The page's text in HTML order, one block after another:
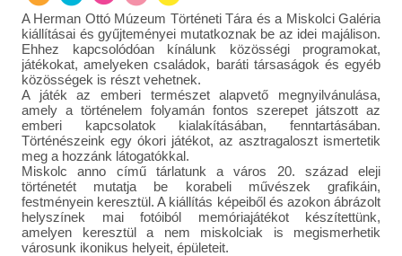
A Herman Ottó Múzeum Történeti Tára és a Miskolci Galéria
kiállításai és gyűjteményei mutatkoznak be az idei majálison.
Ehhez kapcsolódóan kínálunk közösségi programokat,
játékokat, amelyeken családok, baráti társaságok és egyéb
közösségek is részt vehetnek.
A játék az emberi természet alapvető megnyilvánulása,
amely a történelem folyamán fontos szerepet játszott az
emberi kapcsolatok kialakításában, fenntartásában.
Történészeink egy ókori játékot, az asztragaloszt ismertetik
meg a hozzánk látogatókkal.
Miskolc anno című tárlatunk a város 20. század eleji
történetét mutatja be korabeli művészek grafikáin,
festményein keresztül. A kiállítás képeiből és azokon ábrázolt
helyszínek mai fotóiból memóriajátékot készítettünk,
amelyen keresztül a nem miskolciak is megismerhetik
városunk ikonikus helyeit, épületeit.